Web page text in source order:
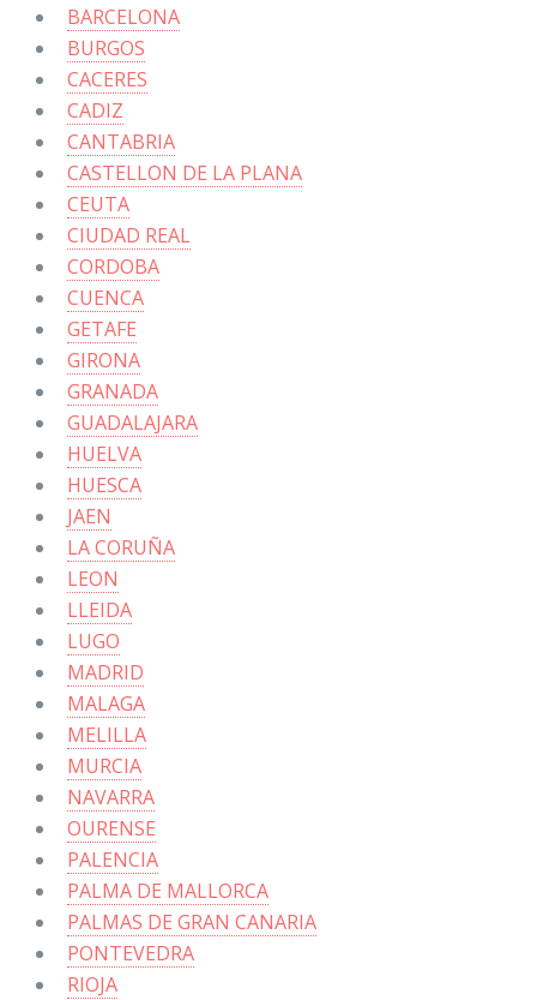
BARCELONA
BURGOS
CACERES
CADIZ
CANTABRIA
CASTELLON DE LA PLANA
CEUTA
CIUDAD REAL
CORDOBA
CUENCA
GETAFE
GIRONA
GRANADA
GUADALAJARA
HUELVA
HUESCA
JAEN
LA CORUÑA
LEON
LLEIDA
LUGO
MADRID
MALAGA
MELILLA
MURCIA
NAVARRA
OURENSE
PALENCIA
PALMA DE MALLORCA
PALMAS DE GRAN CANARIA
PONTEVEDRA
RIOJA